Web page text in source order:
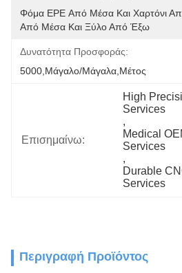
Φόμα EPE Από Μέσα Και Χαρτόνι
Από Μέσα Και Ξύλο Από Έξω
Δυνατότητα Προσφοράς:
5000,Μάγαλο/Μάγαλα,Μέτος
Επισημαίνω:
High
Services
,
Medical
Services
,
Durable
Services
Περιγραφή Προϊόντος